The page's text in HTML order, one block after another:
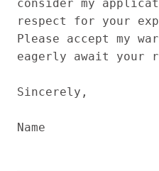
consider my
respect for your
Please accept my
eagerly await your
Sincerely,
Name